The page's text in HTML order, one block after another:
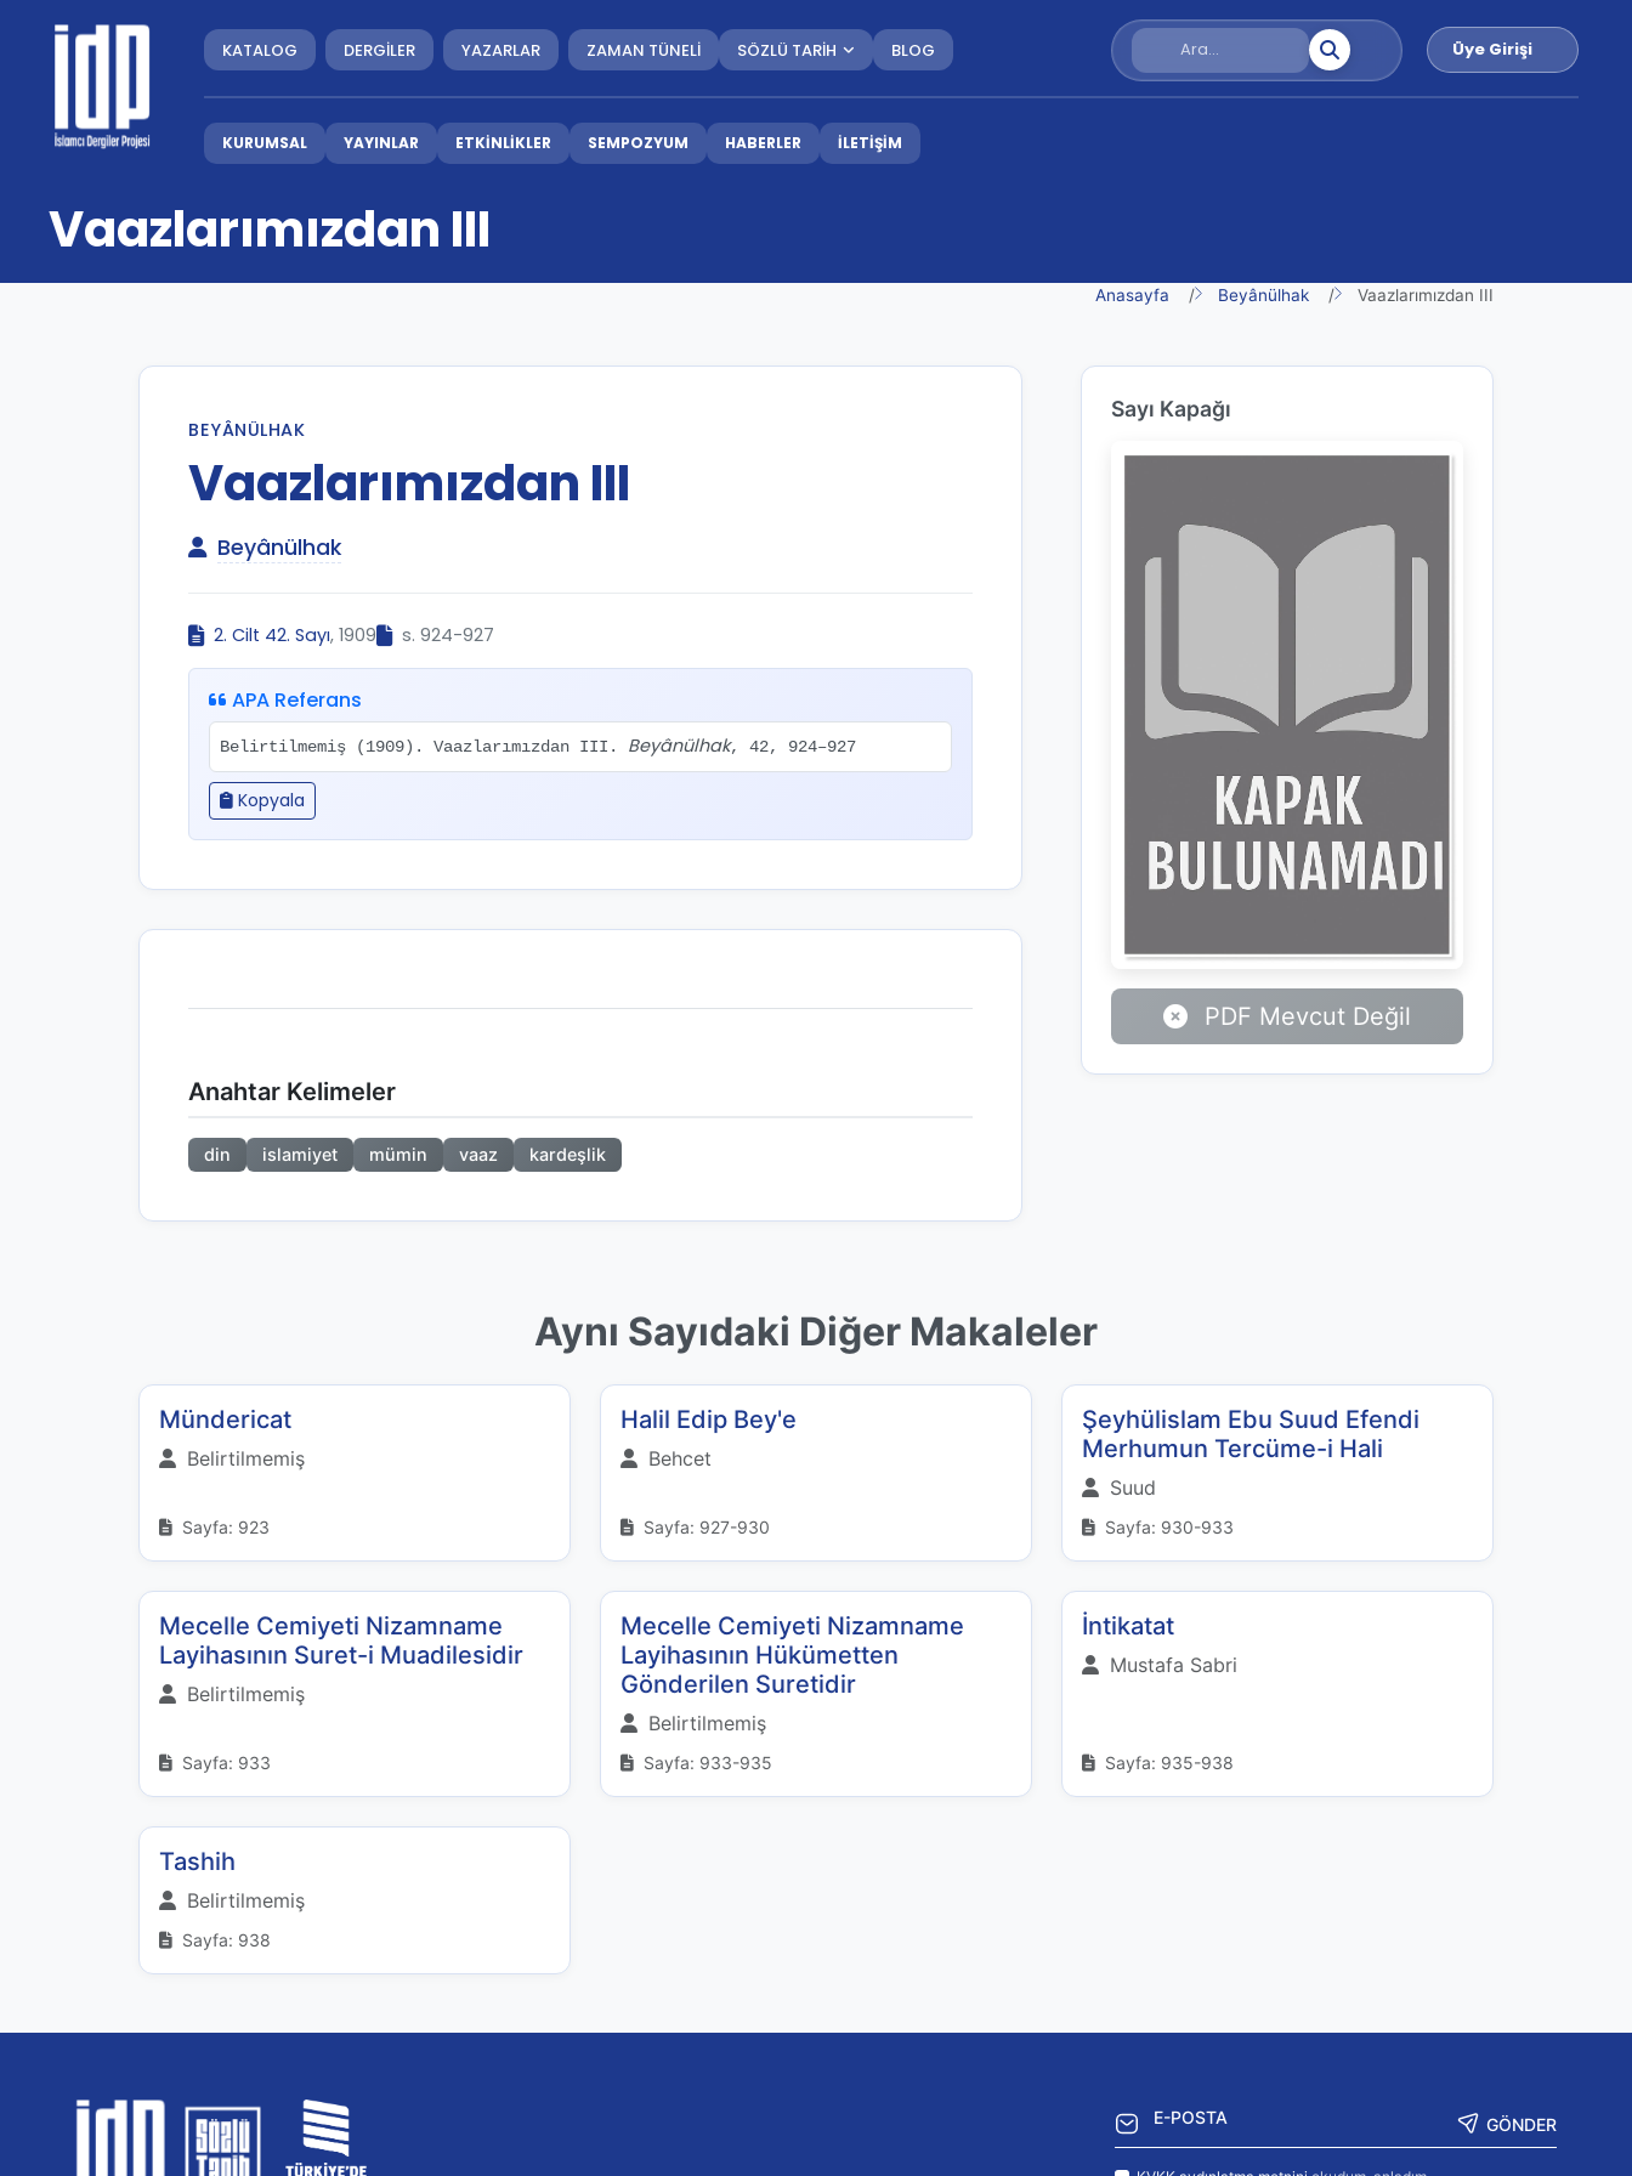
KATALOG DERGİLER YAZARLAR ZAMAN TÜNELİ SÖZLÜ TARİH BLOG Üye Girişi
KURUMSAL YAYINLAR ETKİNLİKLER SEMPOZYUM HABERLER İLETİŞİM
Vaazlarımızdan III
Anasayfa Beyânülhak Vaazlarımızdan III
BEYÂNÜLHAK
Vaazlarımızdan III
Beyânülhak
2. Cilt 42. Sayı, 1909 s. 924-927
APA Referans
Belirtilmemiş (1909). Vaazlarımızdan III. Beyânülhak, 42, 924–927
Kopyala
Anahtar Kelimeler
din islamiyet mümin vaaz kardeşlik
Sayı Kapağı
PDF Mevcut Değil
Aynı Sayıdaki Diğer Makaleler
Mündericat
Belirtilmemiş
Sayfa: 923
Halil Edip Bey'e
Behcet
Sayfa: 927-930
Şeyhülislam Ebu Suud Efendi
Merhumun Tercüme-i Hali
Suud
Sayfa: 930-933
Mecelle Cemiyeti Nizamname
Layihasının Suret-i Muadilesidir
Belirtilmemiş
Sayfa: 933
Mecelle Cemiyeti Nizamname
Layihasının Hükümetten
Gönderilen Suretidir
Belirtilmemiş
Sayfa: 933-935
İntikatat
Mustafa Sabri
Sayfa: 935-938
Tashih
Belirtilmemiş
Sayfa: 938
GÖNDER